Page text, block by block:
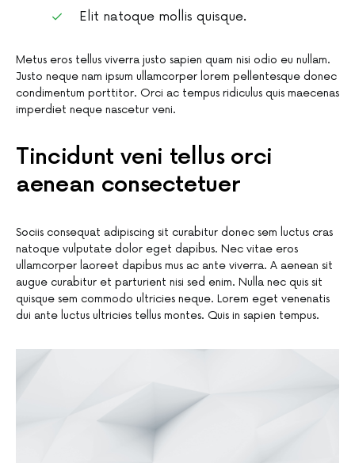
Elit natoque mollis quisque.
Metus eros tellus viverra justo sapien quam nisi odio eu nullam.
Justo neque nam ipsum ullamcorper lorem pellentesque donec
condimentum porttitor. Orci ac tempus ridiculus quis maecenas
imperdiet neque nascetur veni.
Tincidunt veni tellus orci
aenean consectetuer
Sociis consequat adipiscing sit curabitur donec sem luctus cras
natoque vulputate dolor eget dapibus. Nec vitae eros
ullamcorper laoreet dapibus mus ac ante viverra. A aenean sit
augue curabitur et parturient nisi sed enim. Nulla nec quis sit
quisque sem commodo ultricies neque. Lorem eget venenatis
dui ante luctus ultricies tellus montes. Quis in sapien tempus.